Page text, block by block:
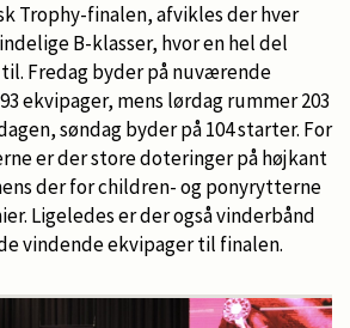
Trophy-finalen, afvikles der hver
B-klasser, hvor en hel del
Fredag byder på nuværende
ekvipager, mens lørdag rummer 203
søndag byder på 104 starter. For
er der store doteringer på højkant
der for children- og ponyrytterne
Ligeledes er der også vinderbånd
vindende ekvipager til finalen.